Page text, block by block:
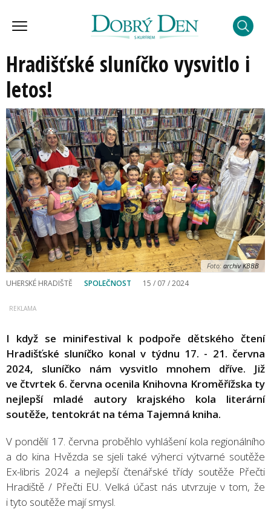
Hradišťské sluníčko vysvitlo i
letos!
Foto: archiv KBBB
UHERSKÉ HRADIŠTĚ SPOLEČNOST 15 / 07 / 2024
I když se minifestival k podpoře dětského čtení
Hradišťské sluníčko konal v týdnu 17. - 21. června
2024, sluníčko nám vysvitlo mnohem dříve. Již
ve čtvrtek 6. června ocenila Knihovna Kroměřížska ty
nejlepší mladé autory krajského kola literární
soutěže, tentokrát na téma Tajemná kniha.
V pondělí 17. června proběhlo vyhlášení kola regionálního
a do kina Hvězda se sjeli také výherci výtvarné soutěže
Ex-libris 2024 a nejlepší čtenářské třídy soutěže Přečti
Hradiště / Přečti EU. Velká účast nás utvrzuje v tom, že
i tyto soutěže mají smysl.